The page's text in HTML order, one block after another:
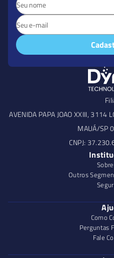
AVENIDA PAPA JOAO XXIII, 3114
MAUÁ/SP
CNPJ:
Outros
Como
Perguntas
Fale